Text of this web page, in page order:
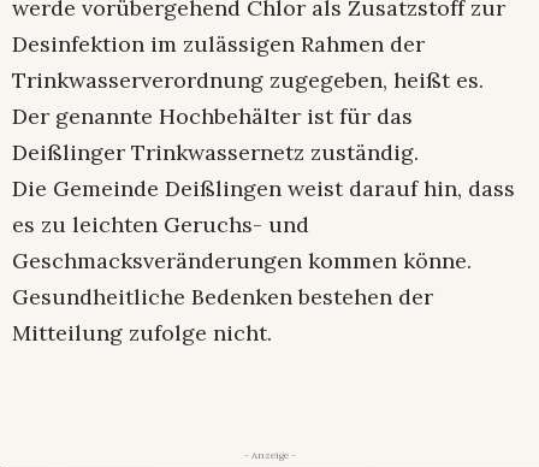
werde vorübergehend Chlor als Zusatzstoff zur
Desinfektion im zulässigen Rahmen der
Trinkwasserverordnung zugegeben, heißt es.
Der genannte Hochbehälter ist für das
Deißlinger Trinkwassernetz zuständig.
Die Gemeinde Deißlingen weist darauf hin, dass
es zu leichten Geruchs- und
Geschmacksveränderungen kommen könne.
Gesundheitliche Bedenken bestehen der
Mitteilung zufolge nicht.
- Anzeige -